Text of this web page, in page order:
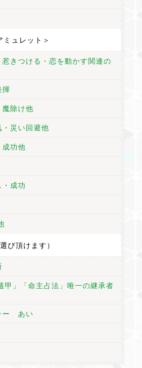
ュレット＞
きつける・恋を動かす関連の
揮
魔除け他
・災い回避他
成功他
成功
び頂けます）
」「命主占法」唯一の継承者
ー あい